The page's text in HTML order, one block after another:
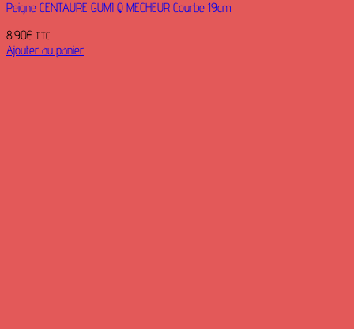
Peigne CENTAURE GUMI Q MECHEUR Courbe 19cm
8.90€ TTC
Ajouter au panier